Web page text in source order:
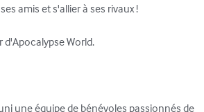
amis et s'allier à ses rivaux !
d'Apocalypse World.
une équipe de bénévoles passionnés de